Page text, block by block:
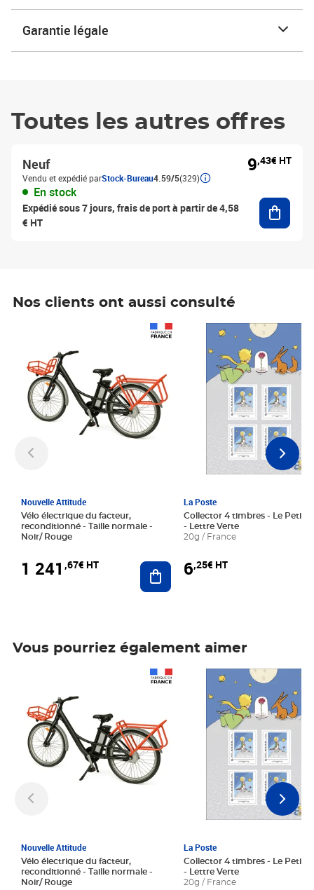
Garantie légale
Toutes les autres offres
Neuf
Vendu et expédié parStock-Bureau4.59/5(329)
En stock
Expédié sous 7 jours, frais de port à partir de 4,58
€ HT
9,43€ HT
Nos clients ont aussi consulté
Nouvelle Attitude
Vélo électrique du facteur,
reconditionné - Taille normale -
Noir/ Rouge
1 241 ,67€ HT Ajouter au panier
La Poste
Collector 4 timbres - Le Petit
- Lettre Verte
20g / France
6,25€ HT
Prix 6,25€ HT
Vous pourriez également aimer
Nouvelle Attitude
Vélo électrique du facteur,
reconditionné - Taille normale -
Noir/ Rouge
La Poste
Collector 4 timbres - Le Petit
- Lettre Verte
20g / France
Prix 6,25€ HT